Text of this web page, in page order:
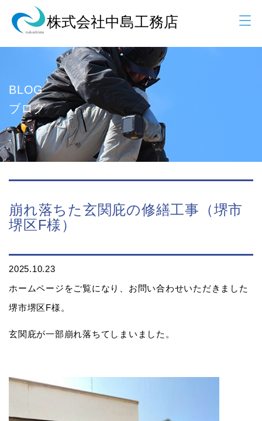
BLOG
ブログ
崩れ落ちた玄関庇の修繕工事（堺市
堺区F様）
2025.10.23
ホームページをご覧になり、お問い合わせいただきました
堺市堺区F様。
玄関庇が一部崩れ落ちてしまいました。